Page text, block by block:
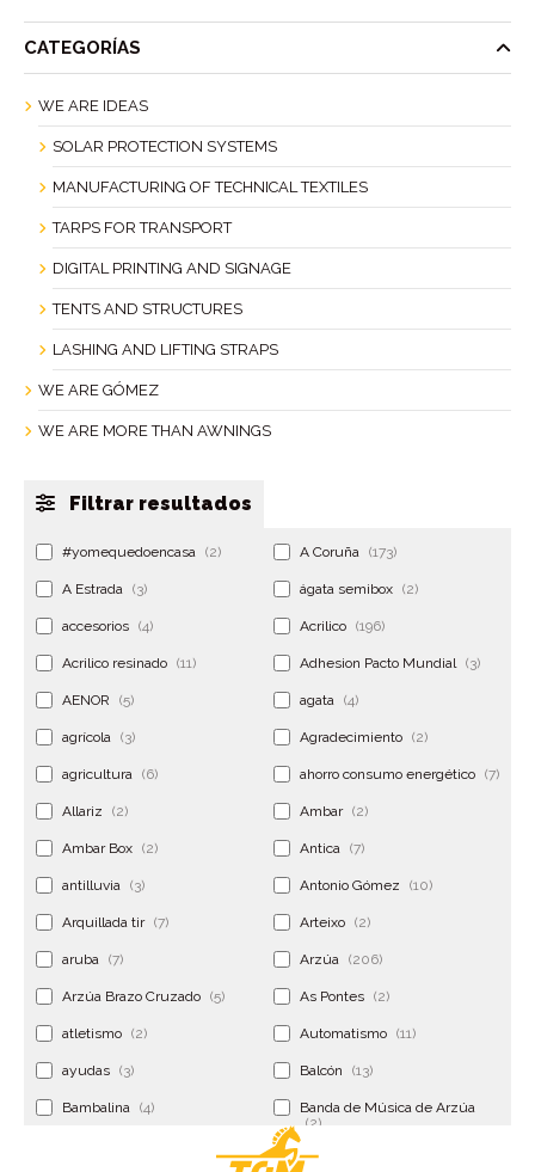
CATEGORÍAS
WE ARE IDEAS
SOLAR PROTECTION SYSTEMS
MANUFACTURING OF TECHNICAL TEXTILES
TARPS FOR TRANSPORT
DIGITAL PRINTING AND SIGNAGE
TENTS AND STRUCTURES
LASHING AND LIFTING STRAPS
WE ARE GÓMEZ
WE ARE MORE THAN AWNINGS
Filtrar resultados
#yomequedoencasa (2) A Coruña (173)
A Estrada (3) ágata semibox (2)
accesorios (4) Acrilico (196)
Acrilico resinado (11) Adhesion Pacto Mundial (3)
AENOR (5) agata (4)
agrícola (3) Agradecimiento (2)
agricultura (6) ahorro consumo energético (7)
Allariz (2) Ambar (2)
Ambar Box (2) Antica (7)
antilluvia (3) Antonio Gómez (10)
Arquillada tir (7) Arteixo (2)
aruba (7) Arzúa (206)
Arzúa Brazo Cruzado (5) As Pontes (2)
atletismo (2) Automatismo (11)
ayudas (3) Balcón (13)
Bambalina (4)
Banda de Música de Arzúa
(2)
Banderolas